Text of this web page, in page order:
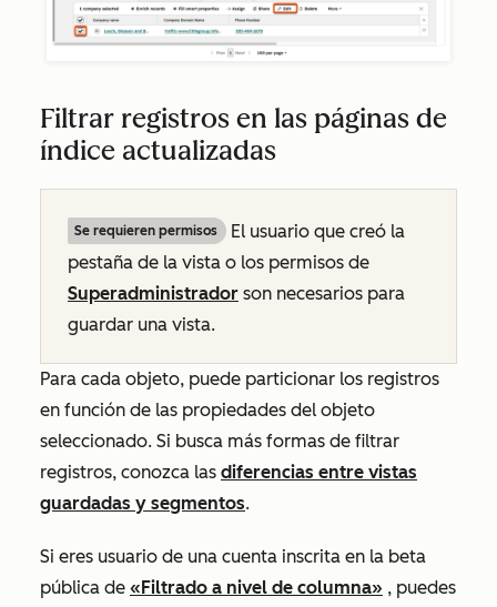
Filtrar registros en las páginas de
índice actualizadas
Se requieren permisos
El usuario que creó la
pestaña de la vista o los permisos de
Superadministrador son necesarios para
guardar una vista.
Para cada objeto, puede particionar los registros
en función de las propiedades del objeto
seleccionado. Si busca más formas de filtrar
registros, conozca las diferencias entre vistas
guardadas y segmentos.
Si eres usuario de una cuenta inscrita en la beta
pública de «Filtrado a nivel de columna» , puedes